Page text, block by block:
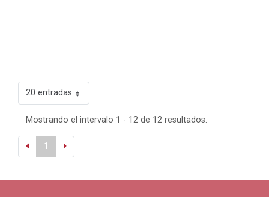
20 entradas
Mostrando el intervalo 1 - 12 de 12 resultados.
1